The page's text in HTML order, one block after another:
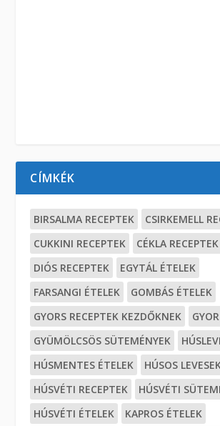
CÍMKÉK
BIRSALMA RECEPTEK
CSIRKEMELL
CUKKINI RECEPTEK
CÉKLA RECEPTEK
DIÓS RECEPTEK
EGYTÁL ÉTELEK
FARSANGI ÉTELEK
GOMBÁS ÉTELEK
GYORS RECEPTEK KEZDŐKNEK
GYÜMÖLCSÖS SÜTEMÉNYEK
HÚSMENTES ÉTELEK
HÚSOS
HÚSVÉTI RECEPTEK
HÚSVÉTI
HÚSVÉTI ÉTELEK
KAPROS ÉTELEK